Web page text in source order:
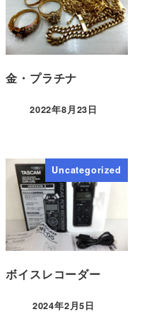
金・プラチナ
2022年8月23日
Uncategorized
ボイスレコーダー
2024年2月5日